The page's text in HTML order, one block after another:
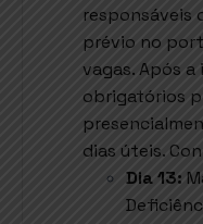
responsáveis
prévio no
vagas. Após
obrigatórios
dias úteis.
Dia 13: